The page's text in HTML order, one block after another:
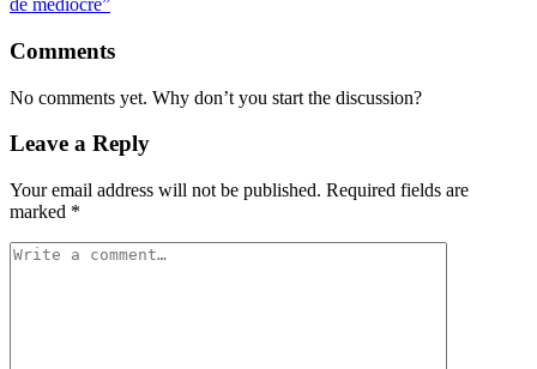
Comments
No comments yet. Why don’t you start the discussion?
Leave a Reply
Your email address will not be published. Required fields are
marked *